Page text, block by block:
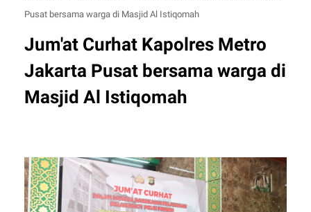
Pusat bersama warga di Masjid Al Istiqomah
Jum'at Curhat Kapolres Metro
Jakarta Pusat bersama warga di
Masjid Al Istiqomah